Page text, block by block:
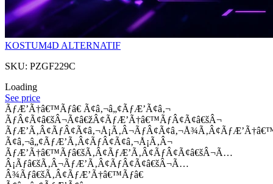
KOSTUM4D ALTERNATIF
SKU: PZGF229C
Loading
See price
ÃƒÆ’Ã†â€™Ãƒâ€ Ã¢â‚¬â„¢ÃƒÆ’Ã¢â‚¬
ÃƒÂ¢Ã¢â€šÂ¬Ã¢â€žÂ¢ÃƒÆ’Ã†â€™ÃƒÂ¢Ã¢â€šÂ¬
Ã¢â‚¬â„¢ÃƒÆ’Ã‚Â¢ÃƒÂ¢Ã¢â‚¬Å¡Ã‚Â¬
ÃƒÆ’Ã†â€™Ãƒâ€šÃ‚Â¢ÃƒÆ’Ã‚Â¢ÃƒÂ¢Ã¢â€šÂ¬Ã…
Â¡Ãƒâ€šÃ‚Â¬ÃƒÆ’Ã‚Â¢ÃƒÂ¢Ã¢â€šÂ¬Ã…
Â¾Ãƒâ€šÃ‚Â¢ÃƒÆ’Ã†â€™Ãƒâ€